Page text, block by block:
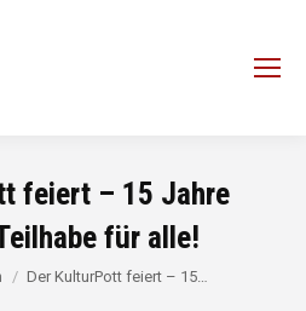
feiert – 15 Jahre
für alle!
Der KulturPott feiert – 15…